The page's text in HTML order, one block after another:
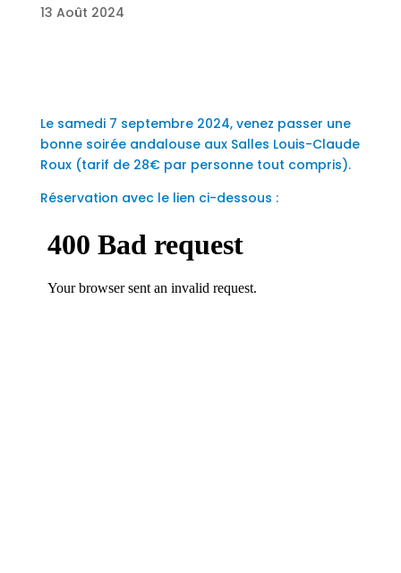
13 Août 2024
Le samedi 7 septembre 2024, venez passer une
bonne soirée andalouse aux Salles Louis-Claude
Roux (tarif de 28€ par personne tout compris).
Réservation avec le lien ci-dessous :